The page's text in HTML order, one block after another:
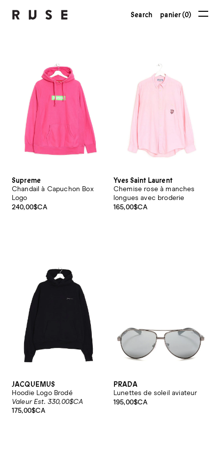
Search panier (0)
Supreme
Chandail à Capuchon Box
Logo
240,00$CA
Yves Saint Laurent
Chemise rose à manches
longues avec broderie
165,00$CA
JACQUEMUS
Hoodie Logo Brodé
Valeur Est. 330,00$CA
175,00$CA
PRADA
Lunettes de soleil aviateur
195,00$CA